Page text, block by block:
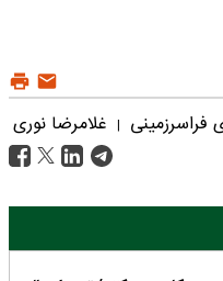
فراسرزمینی | غلامرضا نوری